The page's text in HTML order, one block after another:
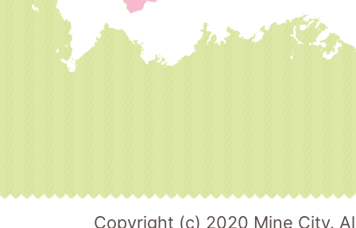
Copyright (c) 2020 Mine City.